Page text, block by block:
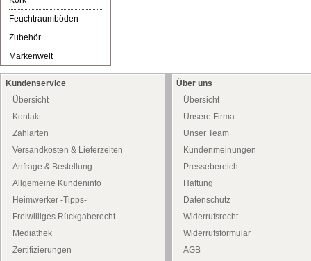
Feuchtraumböden
Zubehör
Markenwelt
Kundenservice
Übersicht
Kontakt
Zahlarten
Versandkosten & Lieferzeiten
Anfrage & Bestellung
Allgemeine Kundeninfo
Heimwerker -Tipps-
Freiwilliges Rückgaberecht
Mediathek
Zertifizierungen
Über uns
Übersicht
Unsere Firma
Unser Team
Kundenmeinungen
Pressebereich
Haftung
Datenschutz
Widerrufsrecht
Widerrufsformular
AGB